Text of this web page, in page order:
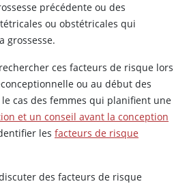
précédente ou des
ou obstétricales qui
grossesse.
ces facteurs de risque lors
ou au début des
cas des femmes qui planifient une
et un conseil avant la conception
les facteurs de risque
des facteurs de risque